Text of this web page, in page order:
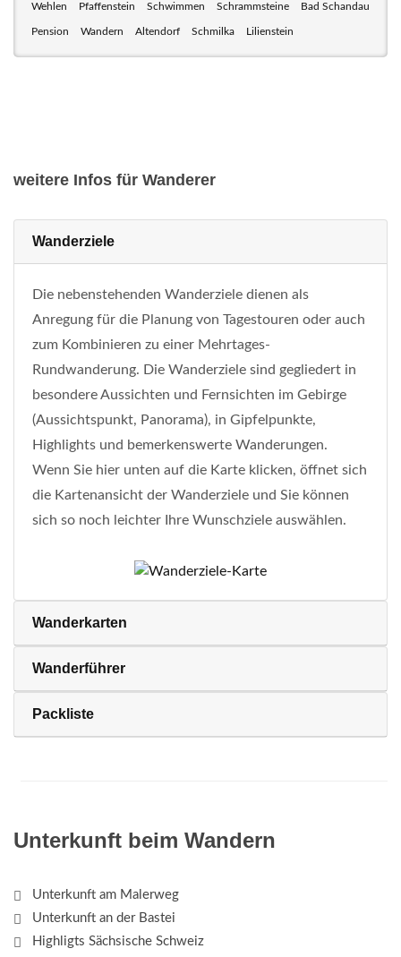
Wehlen Pfaffenstein Schwimmen Schrammsteine Bad Schandau
Pension Wandern Altendorf Schmilka Lilienstein
weitere Infos für Wanderer
Wanderziele
Die nebenstehenden Wanderziele dienen als
Anregung für die Planung von Tagestouren oder auch
zum Kombinieren zu einer Mehrtages-
Rundwanderung. Die Wanderziele sind gegliedert in
besondere Aussichten und Fernsichten im Gebirge
(Aussichtspunkt, Panorama), in Gipfelpunkte,
Highlights und bemerkenswerte Wanderungen.
Wenn Sie hier unten auf die Karte klicken, öffnet sich
die Kartenansicht der Wanderziele und Sie können
sich so noch leichter Ihre Wunschziele auswählen.
Wanderkarten
Wanderführer
Packliste
Unterkunft beim Wandern
Unterkunft am Malerweg
Unterkunft an der Bastei
Highligts Sächsische Schweiz